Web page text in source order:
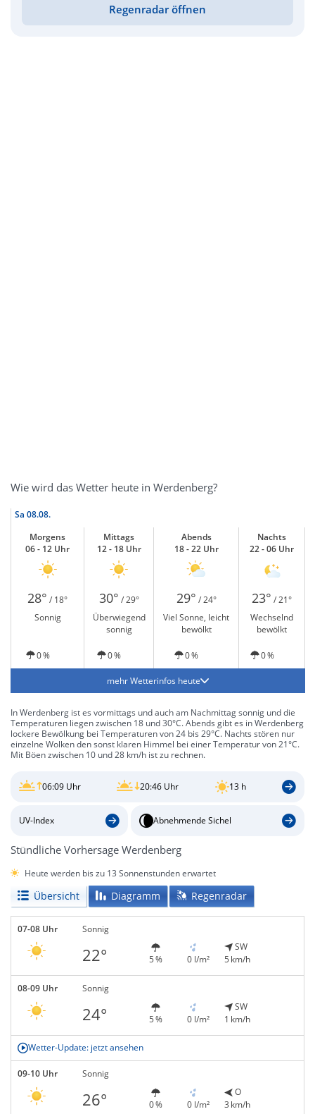
Regenradar öffnen
Wie wird das Wetter heute in Werdenberg?
Sa 08.08.
Morgens
06 - 12 Uhr
Mittags
12 - 18 Uhr
Abends
18 - 22 Uhr
Nachts
22 - 06 Uhr
28° / 18° 30° / 29° 29° / 24° 23° / 21°
Sonnig
Überwiegend
sonnig
Viel Sonne, leicht
bewölkt
Wechselnd
bewölkt
0 % 0 % 0 % 0 %
mehr Wetterinfos heute
In Werdenberg ist es vormittags und auch am Nachmittag sonnig und die
Temperaturen liegen zwischen 18 und 30°C. Abends gibt es in Werdenberg
lockere Bewölkung bei Temperaturen von 24 bis 29°C. Nachts stören nur
einzelne Wolken den sonst klaren Himmel bei einer Temperatur von 21°C.
Mit Böen zwischen 10 und 28 km/h ist zu rechnen.
06:09 Uhr 20:46 Uhr 13 h
UV-Index Abnehmende Sichel
Stündliche Vorhersage Werdenberg
Heute werden bis zu 13 Sonnenstunden erwartet
Übersicht Diagramm Regenradar
07-08 Uhr Sonnig
22° 5 % 0 l/m²
SW
5 km/h
08-09 Uhr Sonnig
24° 5 % 0 l/m²
SW
1 km/h
Wetter-Update: jetzt ansehen
09-10 Uhr Sonnig
26° 0 % 0 l/m²
O
3 km/h